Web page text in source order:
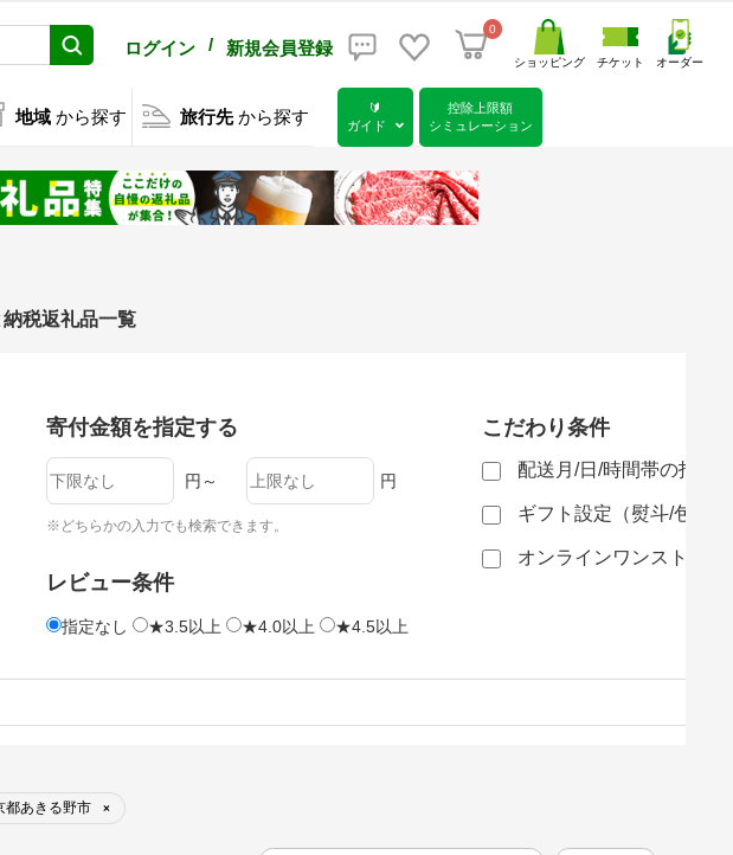
ログイン / 新規会員登録
0
ショッピング チケット オーダー
地域 から探す 旅行先 から探す
🔰
ガイド
控除上限額
シミュレーション
税返礼品一覧
寄付金額を指定する
円～ 円
※どちらかの入力でも検索できます。
レビュー条件
指定なし ★3.5以上 ★4.0以上 ★4.5以上
こだわり条件
配送月/日/時間帯の指定
ギフト設定（熨斗/包装
オンラインワンストップ
都あきる野市 ×